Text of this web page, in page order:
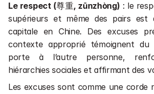
Le respect (尊重, zūnzhòng) : le
supérieurs et même des pairs est
capitale en Chine. Des excuses
contexte approprié témoignent du
porte à l’autre personne,
hiérarchies sociales et affirmant des
Les excuses sont comme une corde